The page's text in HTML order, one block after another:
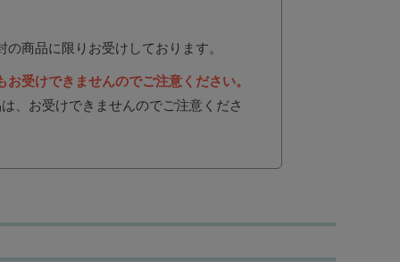
商品に限りお受けしております。
受けできませんのでご注意ください。
、お受けできませんのでご注意くださ